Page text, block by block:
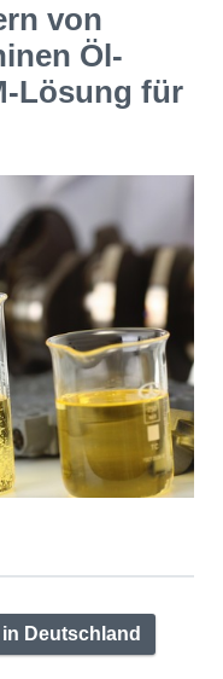
von
Öl-
Lösung für
Deutschland